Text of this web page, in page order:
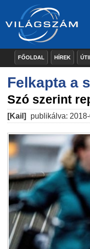
FŐOLDAL HÍREK
Felkapta a
Szó szerint
[Kail] publikálva: